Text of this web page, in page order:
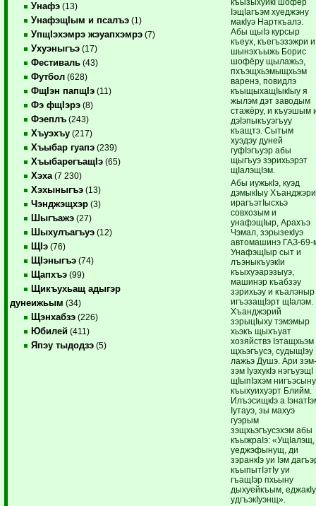
Унафэ (13)
УнафэщIым и псалъэ (1)
УпщIэхэмрэ жэуапхэмрэ (7)
Ухуэныгъэ (17)
Фестиваль (43)
Футбол (628)
ФщIэн папщIэ (11)
Фэ фщIэрэ (8)
Фэеплъ (243)
Хъуэхъу (217)
Хъыбар гуапэ (239)
ХъыбарегъащIэ (65)
Хэха (7 230)
Хэхыныгъэ (13)
Чэнджэщхэр (3)
Шыгъажэ (27)
Шыхулъагъуэ (12)
ЩIэ (76)
ЩIэныгъэ (74)
Щапхъэ (99)
Щикъухьащ адыгэр
дунеижьым (34)
Щэнхабзэ (226)
Юбилей (411)
Япэу тыдодзэ (5)
IэщIагъэм хуеджэну
макIуэ Нарткъалэ.
Абы щыIэ курсыр
къеух, къегъэзэжри и
шынэхъыжь Борис
шофёру щылажьэ,
пхъэщхьэмыщхьэм
варенэ, повидлэ
къыщыхащIыкIыу я
жылэм дэт заводым
стажёру, и къуэшым
дэIэпыкъуэгъуу
къащтэ. Сытым
хуэдэу дуней
гуфIэгъуэр абы
щыгъуэ зэрихьэрэт
щIалэщIэм.
Абы иужькIэ, куэд
дэмыкIыу
ирагъэтIысхьэ
совхозым и
унафэщIыр, Арахъэ
Чэмал, зэрызекIуэ
автомашинэ ГАЗ-69-
УнафэщIыр сыт и
лъэныкъуэкIи
къыхуэарэзыуэ,
машинэр къабзэу
зэрихьэу и къалэныр
игъэзащIэрт щIалэм.
Хъанджэрий
зэрыцIыху тэмэмыр
хьэкъ щыхъуат
хозяйствэ Iэтащхьэм
щхьэгъусэ, судыщIэу
лажьэ Душэ. Ари
зэм IуэхукIэ нэгъуэщI
щIыпIэхэм нигъэсыну
къыхуихуэрт Блийм.
ИлъэсищкIэ а
Iутауэ, зы махуэ
гуэрым
зэщхьэгъусэхэм абы
къыжраIэ: «УщIалэщ,
уеджэфынущ, ди
зэранкIэ уи Iэм
къыпытIэтIу уи
гъащIэр пхьыну
дыхуейкъым,
удгъэкIуэнщ».